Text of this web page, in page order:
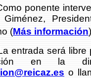
ponente
Giménez,
(Más información
será libre
en la
o